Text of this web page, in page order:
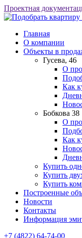
Проектная
Главная
О компании
Объекты в
Гусева, 46
О
Как
Бобкова 38
О
Как
Купить
Купить
Купить
Построенные
Новости
Контакты
Информация
+7 (4822) 64-74-00